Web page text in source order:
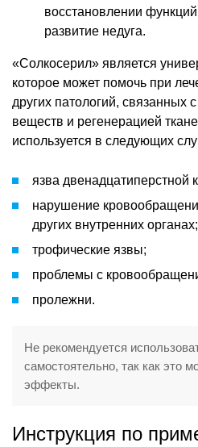
восстановлении
развитие недуга.
«Солкосерил» является
которое может помочь при
других патологий,
веществ и регенерацией
используется в следующих
язва двенадцатиперстной
нарушение
других внутренних органах;
трофические язвы;
проблемы с
пролежни.
Не рекомендуется
самостоятельно, так как это
эффекты.
Инструкция по